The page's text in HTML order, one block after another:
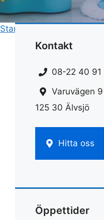
Start
Kontakt
08-22 40 91
Varuvägen 9
125 30 Älvsjö
Hitta oss
Öppettider